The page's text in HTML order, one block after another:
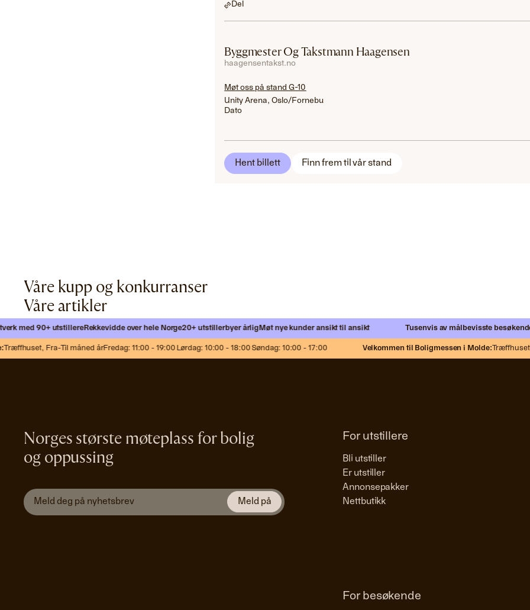
Del
Byggmester Og Takstmann Haagensen
haagensentakst.no
Møt oss på stand G-10
Unity Arena, Oslo/Fornebu
Dato
Hent billett Finn frem til vår stand
Våre kupp og konkurranser
Våre artikler
med 90+ utstillere Rekkevidde over hele Norge20+ utstillerbyer årligMøt nye kunder ansikt til ansikt Tusenvis av målbevisste besøkende
Fra-Til måned årFredag: 11:00 - 19:00 Lørdag: 10:00 - 18:00 Søndag: 10:00 - 17:00 Velkommen til Boligmessen i Molde:Træffhuset,
Norges største møteplass for bolig
og oppussing
For utstillere
Bli utstiller
Er utstiller
Annonsepakker
Nettbutikk
For besøkende